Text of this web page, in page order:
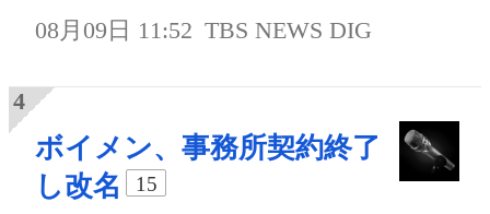
08月09日 11:52 TBS NEWS DIG
ボイメン、事務所契約終了
し改名
15